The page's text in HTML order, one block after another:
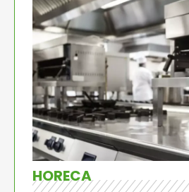
HORECA